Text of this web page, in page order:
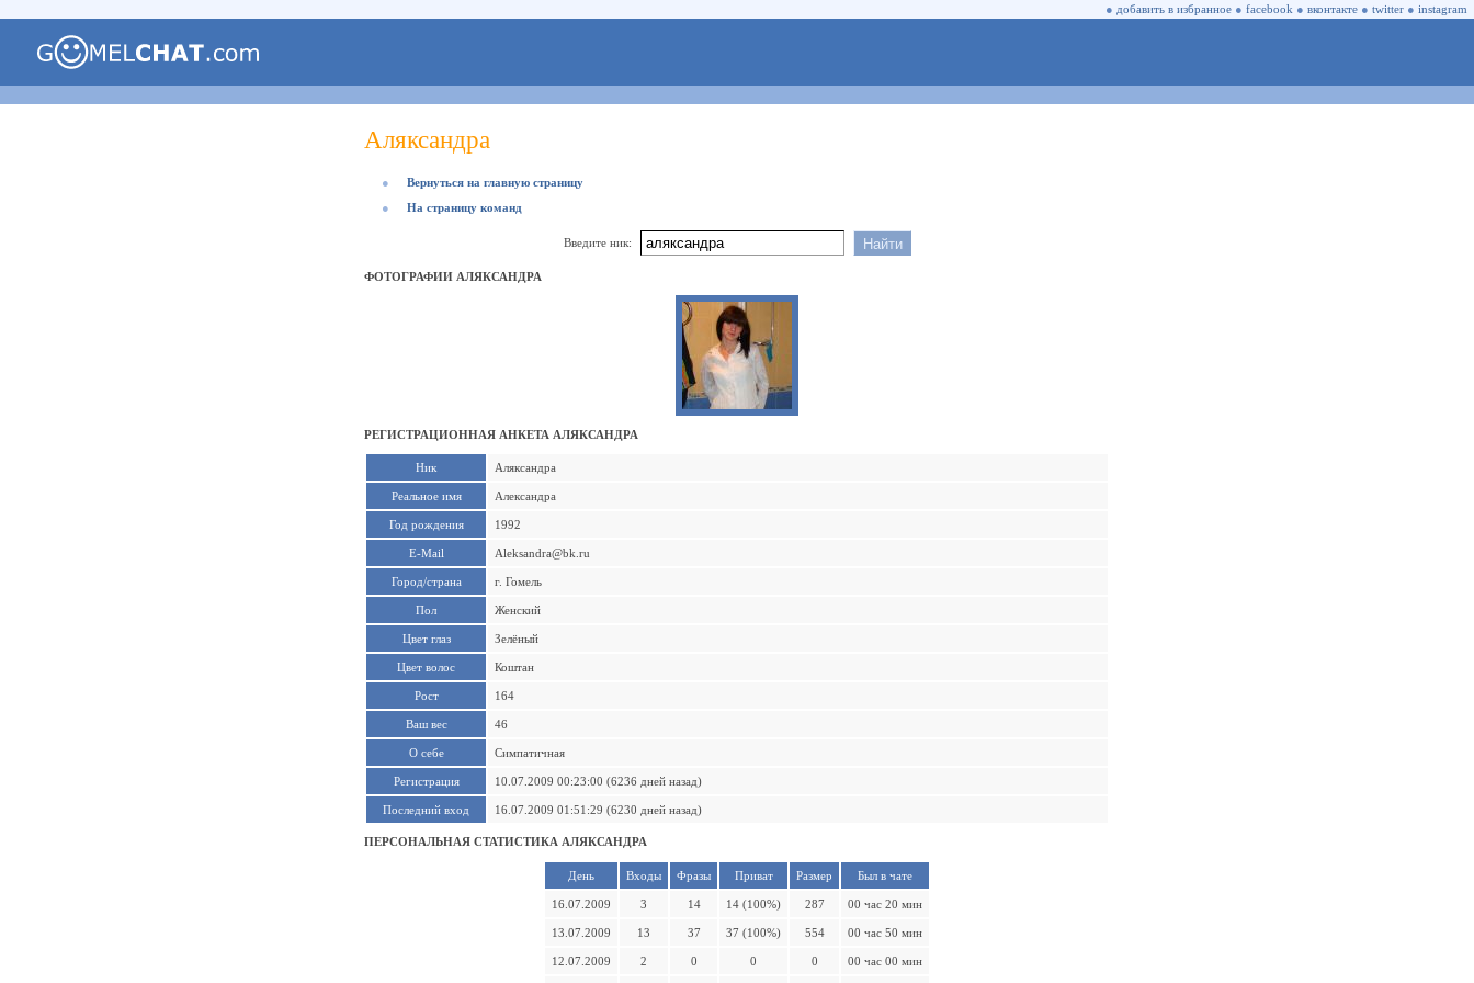
● добавить в избранное ● facebook ● вконтакте ● twitter ● instagram
Аляксандра
●
Вернуться на главную страницу
●
На страницу команд
Введите ник:
ФОТОГРАФИИ АЛЯКСАНДРА
РЕГИСТРАЦИОННАЯ АНКЕТА АЛЯКСАНДРА
Ник Аляксандра
Реальное имя Александра
Год рождения 1992
E-Mail Aleksandra@bk.ru
Город/страна г. Гомель
Пол Женский
Цвет глаз Зелёный
Цвет волос Коштан
Рост 164
Ваш вес 46
О себе Симпатичная
Регистрация 10.07.2009 00:23:00 (6236 дней назад)
Последний вход 16.07.2009 01:51:29 (6230 дней назад)
ПЕРСОНАЛЬНАЯ СТАТИСТИКА АЛЯКСАНДРА
День Входы Фразы Приват Размер Был в чате
16.07.2009 3 14 14 (100%) 287 00 час 20 мин
13.07.2009 13 37 37 (100%) 554 00 час 50 мин
12.07.2009 2 0 0 0 00 час 00 мин